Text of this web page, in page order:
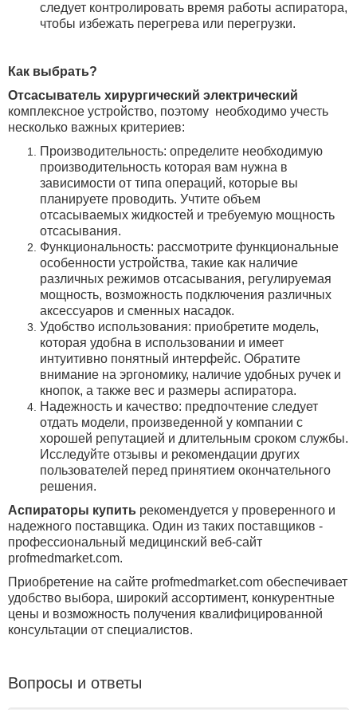
следует контролировать время работы аспиратора,
чтобы избежать перегрева или перегрузки.
Как выбрать?
Отсасыватель хирургический электрический
комплексное устройство, поэтому необходимо учесть
несколько важных критериев:
Производительность: определите необходимую
производительность которая вам нужна в
зависимости от типа операций, которые вы
планируете проводить. Учтите объем
отсасываемых жидкостей и требуемую мощность
отсасывания.
Функциональность: рассмотрите функциональные
особенности устройства, такие как наличие
различных режимов отсасывания, регулируемая
мощность, возможность подключения различных
аксессуаров и сменных насадок.
Удобство использования: приобретите модель,
которая удобна в использовании и имеет
интуитивно понятный интерфейс. Обратите
внимание на эргономику, наличие удобных ручек и
кнопок, а также вес и размеры аспиратора.
Надежность и качество: предпочтение следует
отдать модели, произведенной у компании с
хорошей репутацией и длительным сроком службы.
Исследуйте отзывы и рекомендации других
пользователей перед принятием окончательного
решения.
Аспираторы купить рекомендуется у проверенного и
надежного поставщика. Один из таких поставщиков -
профессиональный медицинский веб-сайт
profmedmarket.com.
Приобретение на сайте profmedmarket.com обеспечивает
удобство выбора, широкий ассортимент, конкурентные
цены и возможность получения квалифицированной
консультации от специалистов.
Вопросы и ответы